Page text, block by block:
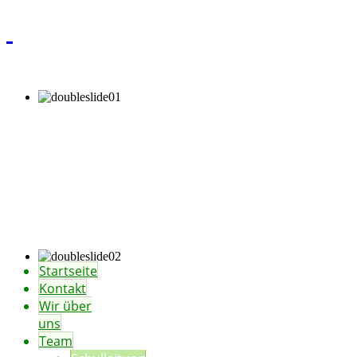
Startseite
Kontakt
Wir über
uns
Team